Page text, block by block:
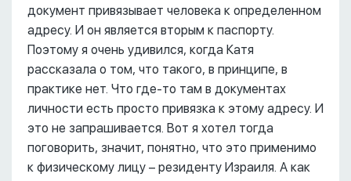
документ привязывает человека к определенном
адресу. И он является вторым к паспорту.
Поэтому я очень удивился, когда Катя
рассказала о том, что такого, в принципе, в
практике нет. Что где-то там в документах
личности есть просто привязка к этому адресу. И
это не запрашивается. Вот я хотел тогда
поговорить, значит, понятно, что это применимо
к физическому лицу – резиденту Израиля. А как